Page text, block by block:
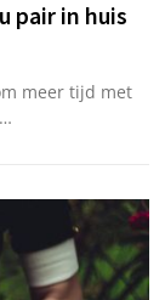
pair in huis
meer tijd met